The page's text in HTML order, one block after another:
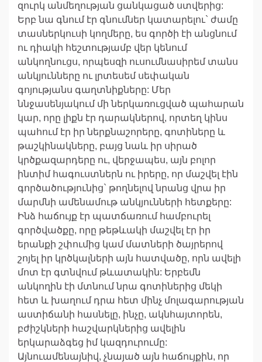
զուրկ անմեղության ցանկացած ստվերից:
Երբ նա գնում էր գնումներ կատարելու` ժամը
տասներկուսի կողմերը, ես գործի էի անցնում
ու դիակի հեշտությամբ վեր կենում
անկողնուցս, որպեսզի ուսումնասիրեմ տանս
անկյունները ու լրտեսեմ սեփական
գոյությանս գաղտնիքները: Մեր
ննջասենյակում մի ներկառուցված պահարան
կար, որը լիքն էր դարակներով, որտեղ կինս
պահում էր իր ներքնաշորերը, գոտիները և
թաշկինակները, բայց նաև իր սիրած
կրծքազարդերը ու, վերջապես, այն բոլոր
ինտիմ հագուստներն ու իրերը, որ մաշվել էին
գործածությունից` թողնելով նրանց վրա իր
մարմնի ամենամութ անկյունների հետքերը:
Ինձ հաճույք էր պատճառում համբուրել
գործվածքը, որը թեթևակի մաշվել էր իր
երանքի շփումից կամ մատների ծայրերով
շոյել իր կրծկալների այն հատվածը, որն ավելի
մոտ էր գտնվում թևատակին: Երբեմն
անկողին էի մտնում նրա գոտիներից մեկի
հետ և խաղում դրա հետ մինչ մոլագարության
աստիճանի հասնելը, ինչը, ակնհայտորեն,
բժիշկների հաշվարկներից ավելին
երկարաձգեց իմ կազդուրումը:
Այնուամենայնիվ, չնայած այն հաճույքին, որ